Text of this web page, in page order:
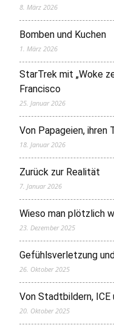
8. März 2026
Bomben und Kuchen
1. März 2026
StarTrek mit „Woke
Francisco
25. Januar 2026
Von Papageien, ihren
18. Januar 2026
Zurück zur Realität
7. Januar 2026
Wieso man plötzlich
23. Dezember 2025
Gefühlsverletzung
26. Oktober 2025
Von Stadtbildern, ICE
20. Oktober 2025